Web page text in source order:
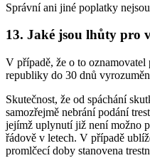
Správní ani jiné poplatky
13. Jaké jsou lhůty pro
V případě, že o to
republiky do 30 dnů
Skutečnost, že od spáchání
samozřejmě nebrání podání
jejímž uplynutí již není možno
řádově v letech. V případě
promlčecí doby stanovena